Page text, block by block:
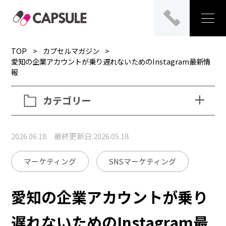
TOP
カプセルマガジン
愛知の企業アカウントが乗り遅れないためのInstagram最新情
報
カテゴリー
2026.06.18 最終更新日:2026.05.18
マーケティング SNSマーケティング
愛知の企業アカウントが乗り